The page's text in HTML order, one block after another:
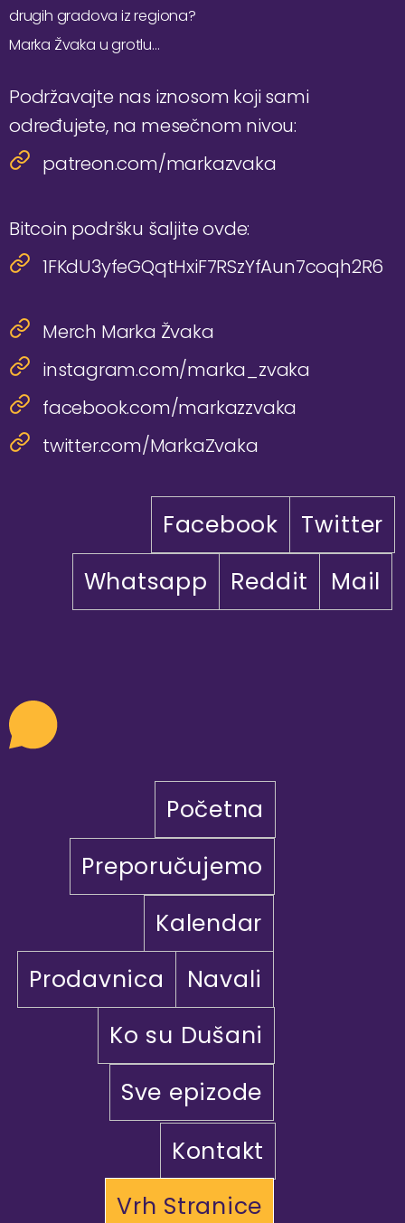
drugih gradova iz regiona?
Marka Žvaka u grotlu…
Podržavajte nas iznosom koji sami
određujete, na mesečnom nivou:
patreon.com/markazvaka
Bitcoin podršku šaljite ovde:
1FKdU3yfeGQqtHxiF7RSzYfAun7coqh2R6
Merch Marka Žvaka
instagram.com/marka_zvaka
facebook.com/markazzvaka
twitter.com/MarkaZvaka
Facebook
Twitter
Whatsapp
Reddit Mail
Početna
Preporučujemo
Kalendar
Prodavnica
Navali
Ko su Dušani
Sve epizode
Kontakt
Vrh Stranice